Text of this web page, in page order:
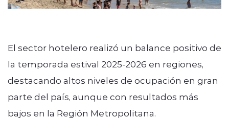
El sector hotelero realizó un balance positivo de
la temporada estival 2025-2026 en regiones,
destacando altos niveles de ocupación en gran
parte del país, aunque con resultados más
bajos en la Región Metropolitana.